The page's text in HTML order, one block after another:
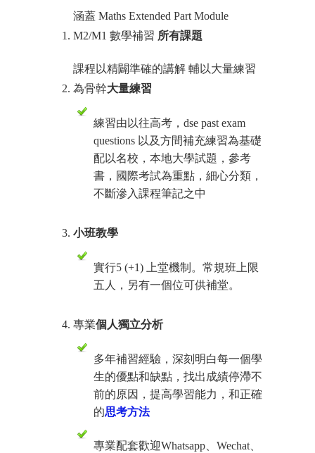
涵蓋 Maths Extended Part Module
M2/M1 數學補習 所有課題
課程以精闢準確的講解 輔以大量練習
為骨幹大量練習
練習由以往高考，dse past exam
questions 以及方間補充練習為基礎
配以名校，本地大學試題，參考
書，國際考試為重點，細心分類，
不斷滲入課程筆記之中
小班教學
實行5 (+1) 上堂機制。常規班上限
五人，另有一個位可供補堂。
專業個人獨立分析
多年補習經驗，深刻明白每一個學
生的優點和缺點，找出成績停滯不
前的原因，提高學習能力，和正確
的思考方法
專業配套歡迎Whatsapp、Wechat、